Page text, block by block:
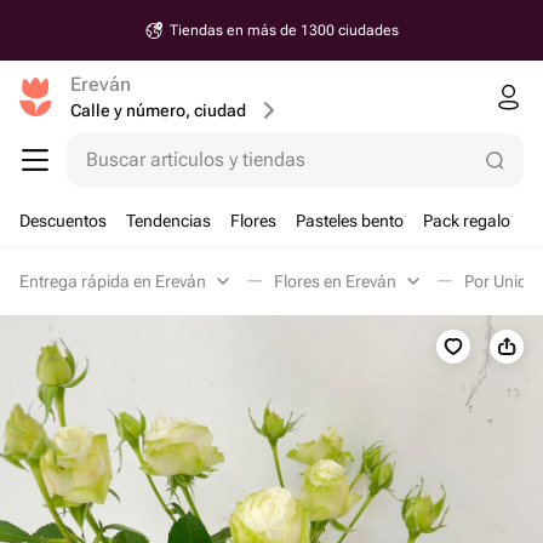
Tiendas en más de 1300 ciudades
Ereván
Calle y número, ciudad
Buscar artículos y tiendas
Descuentos Tendencias Flores Pasteles bento Pack regalo
Entrega rápida en Ereván Flores en Ereván Por